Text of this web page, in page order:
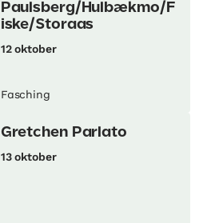
Paulsberg/Hulbækmo/F
iske/Storaas
12 oktober
Fasching
Gretchen Parlato
13 oktober